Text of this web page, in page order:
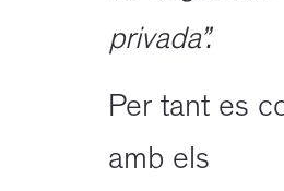
privada”.
Per tant es
amb els